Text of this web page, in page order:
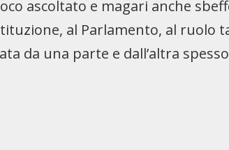
ascoltato e magari anche
al Parlamento, al ruolo
da una parte e dall’altra